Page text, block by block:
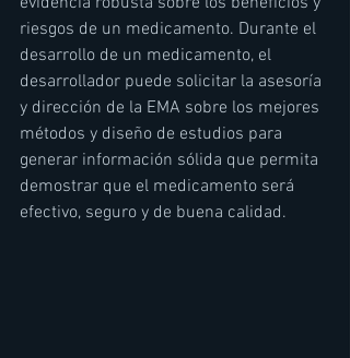
riesgos de un medicamento. Durante el
desarrollo de un medicamento, el
desarrollador puede solicitar la asesoría
y dirección de la EMA sobre los mejores
métodos y diseño de estudios para
generar información sólida que permita
demostrar que el medicamento será
efectivo, seguro y de buena calidad.